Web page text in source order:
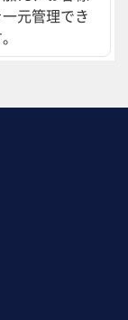
元管理でき